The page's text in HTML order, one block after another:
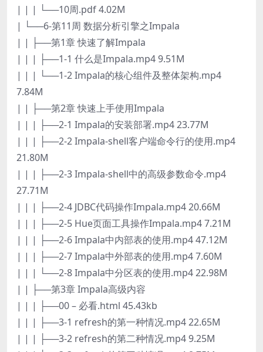
| | | └──10周.pdf 4.02M
| └──6-第11周 数据分析引擎之Impala
| | ├──第1章 快速了解Impala
| | | ├──1-1 什么是Impala.mp4 9.51M
| | | └──1-2 Impala的核心组件及整体架构.mp4
7.84M
| | ├──第2章 快速上手使用Impala
| | | ├──2-1 Impala的安装部署.mp4 23.77M
| | | ├──2-2 Impala-shell客户端命令行的使用.mp4
21.80M
| | | ├──2-3 Impala-shell中的高级参数命令.mp4
27.71M
| | | ├──2-4 JDBC代码操作Impala.mp4 20.66M
| | | ├──2-5 Hue页面工具操作Impala.mp4 7.21M
| | | ├──2-6 Impala中内部表的使用.mp4 47.12M
| | | ├──2-7 Impala中外部表的使用.mp4 7.60M
| | | └──2-8 Impala中分区表的使用.mp4 22.98M
| | ├──第3章 Impala高级内容
| | | ├──00 – 必看.html 45.43kb
| | | ├──3-1 refresh的第一种情况.mp4 22.65M
| | | ├──3-2 refresh的第二种情况.mp4 9.25M